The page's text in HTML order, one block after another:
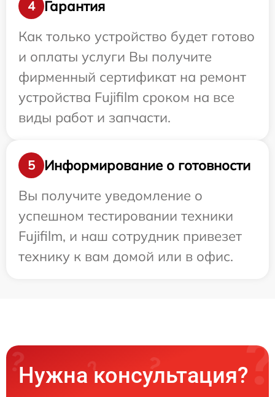
4
Гарантия
Как только устройство будет готово
и оплаты услуги Вы получите
фирменный сертификат на ремонт
устройства Fujifilm сроком на все
виды работ и запчасти.
5
Информирование о готовности
Вы получите уведомление о
успешном тестировании техники
Fujifilm, и наш сотрудник привезет
технику к вам домой или в офис.
Нужна консультация?